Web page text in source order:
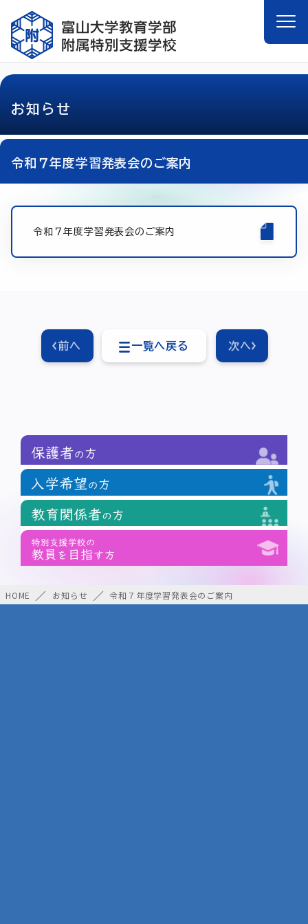
お知らせ
令和７年度学習発表会のご案内
令和７年度学習発表会のご案内
一覧へ戻る
前へ 次へ
HOME お知らせ 令和７年度学習発表会のご案内